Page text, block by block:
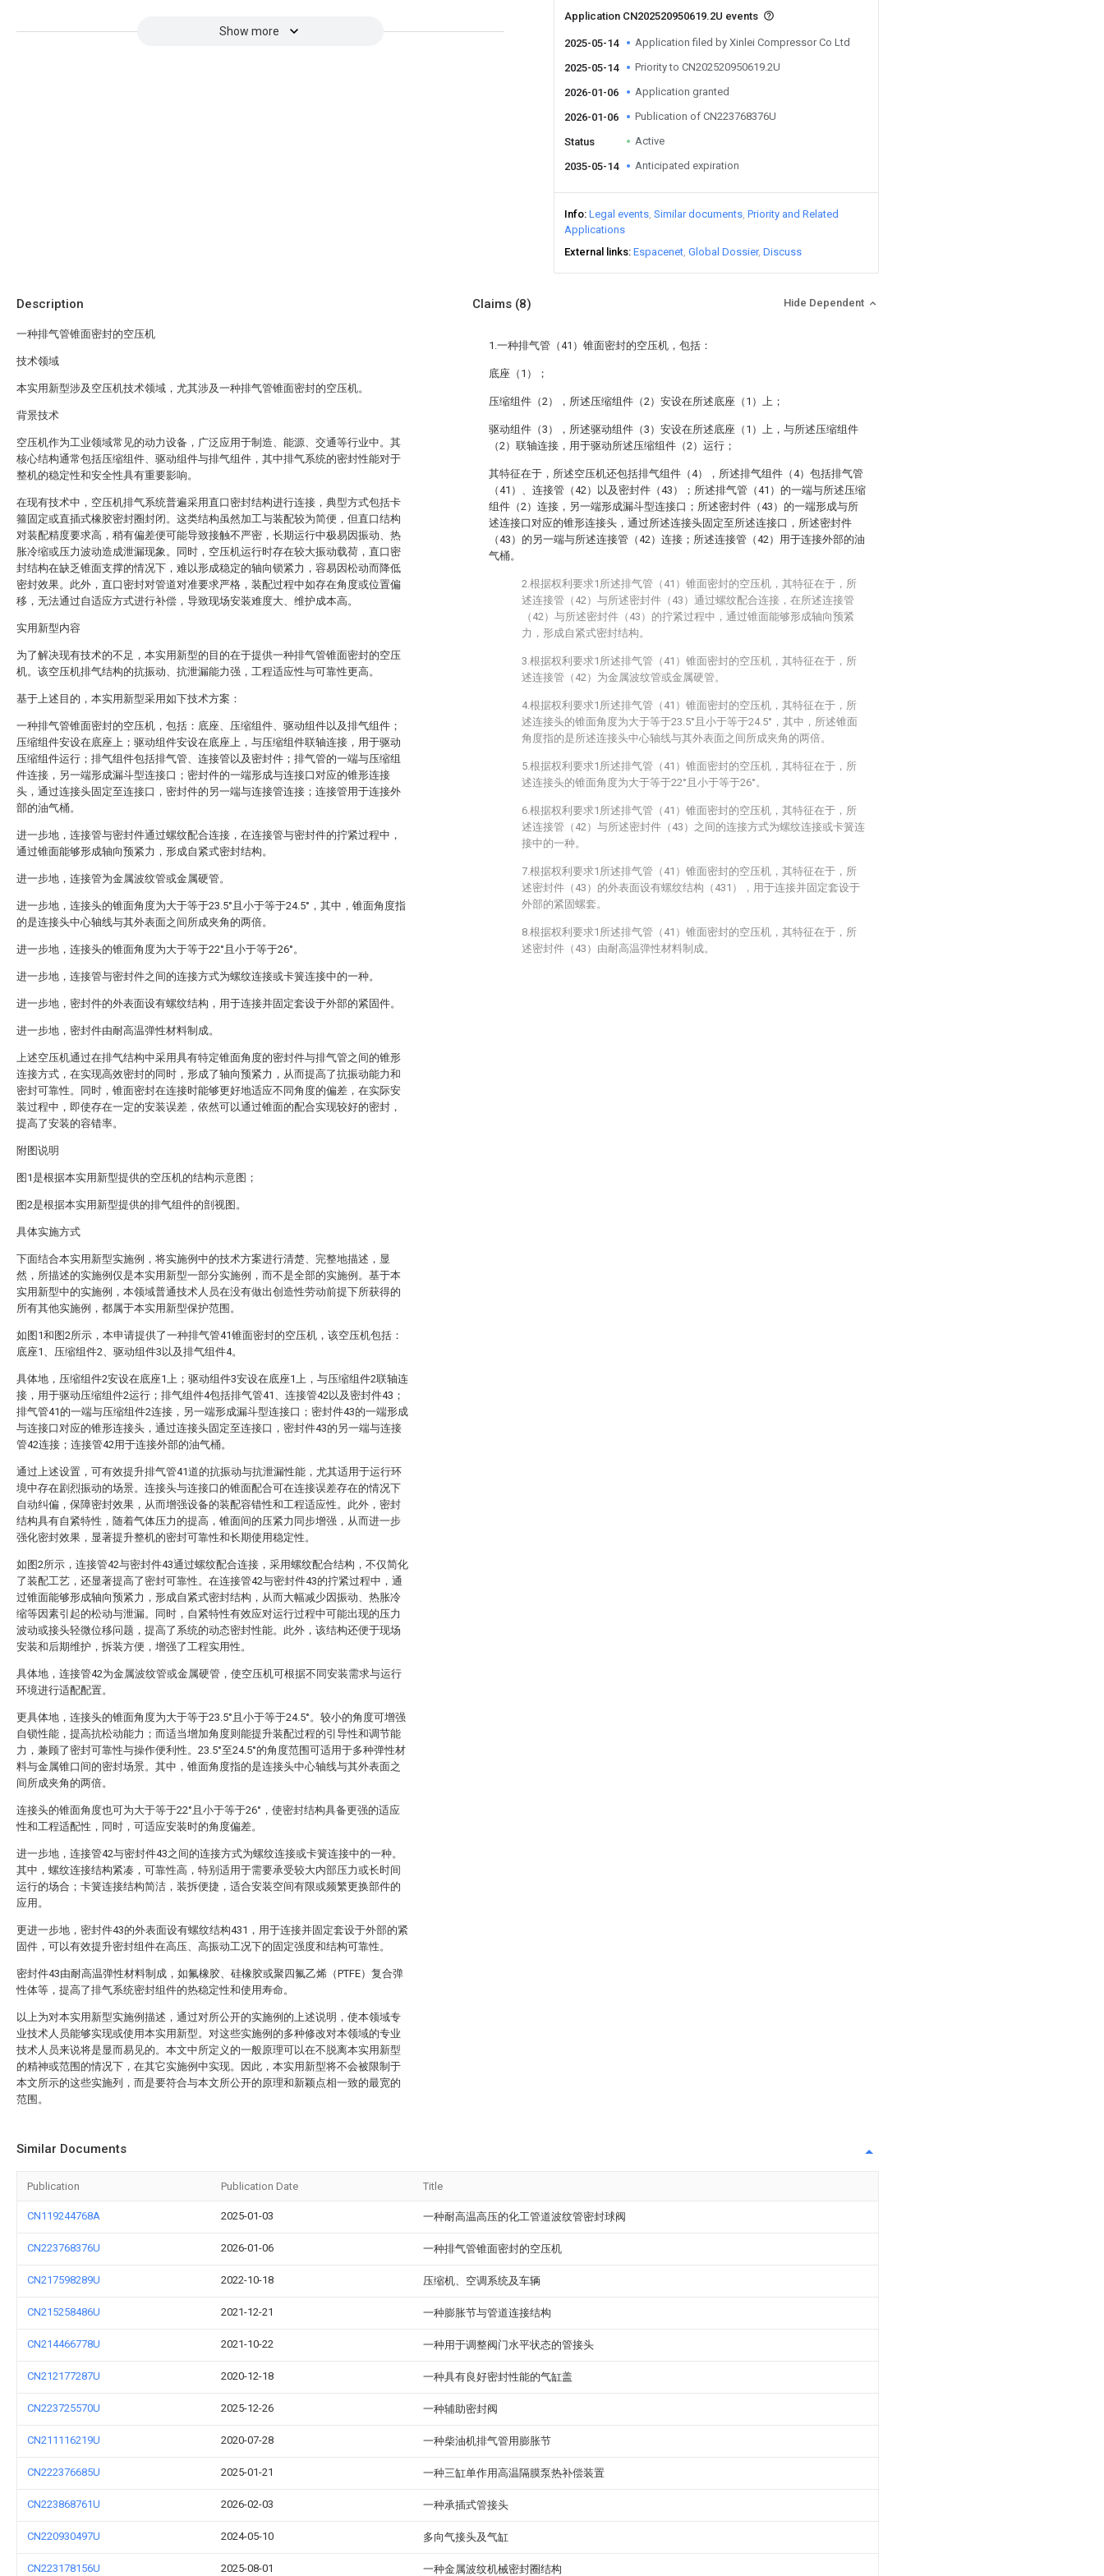
Show more
Application CN202520950619.2U events
2025-05-14 Application filed by Xinlei Compressor Co Ltd
2025-05-14 Priority to CN202520950619.2U
2026-01-06 Application granted
2026-01-06 Publication of CN223768376U
Status Active
2035-05-14 Anticipated expiration
Info Legal events Similar documents Priority and Related
Applications
External links Espacenet Global Dossier Discuss
Description
一种排气管锥面密封的空压机
技术领域
本实用新型涉及空压机技术领域，尤其涉及一种排气管锥面密封的空压机。
背景技术
空压机作为工业领域常见的动力设备，广泛应用于制造、能源、交通等行业中。其
核心结构通常包括压缩组件、驱动组件与排气组件，其中排气系统的密封性能对于
整机的稳定性和安全性具有重要影响。
在现有技术中，空压机排气系统普遍采用直口密封结构进行连接，典型方式包括卡
箍固定或直插式橡胶密封圈封闭。这类结构虽然加工与装配较为简便，但直口结构
对装配精度要求高，稍有偏差便可能导致接触不严密，长期运行中极易因振动、热
胀冷缩或压力波动造成泄漏现象。同时，空压机运行时存在较大振动载荷，直口密
封结构在缺乏锥面支撑的情况下，难以形成稳定的轴向锁紧力，容易因松动而降低
密封效果。此外，直口密封对管道对准要求严格，装配过程中如存在角度或位置偏
移，无法通过自适应方式进行补偿，导致现场安装难度大、维护成本高。
实用新型内容
为了解决现有技术的不足，本实用新型的目的在于提供一种排气管锥面密封的空压
机。该空压机排气结构的抗振动、抗泄漏能力强，工程适应性与可靠性更高。
基于上述目的，本实用新型采用如下技术方案：
一种排气管锥面密封的空压机，包括：底座、压缩组件、驱动组件以及排气组件；
压缩组件安设在底座上；驱动组件安设在底座上，与压缩组件联轴连接，用于驱动
压缩组件运行；排气组件包括排气管、连接管以及密封件；排气管的一端与压缩组
件连接，另一端形成漏斗型连接口；密封件的一端形成与连接口对应的锥形连接
头，通过连接头固定至连接口，密封件的另一端与连接管连接；连接管用于连接外
部的油气桶。
进一步地，连接管与密封件通过螺纹配合连接，在连接管与密封件的拧紧过程中，
通过锥面能够形成轴向预紧力，形成自紧式密封结构。
进一步地，连接管为金属波纹管或金属硬管。
进一步地，连接头的锥面角度为大于等于23.5°且小于等于24.5°，其中，锥面角度指
的是连接头中心轴线与其外表面之间所成夹角的两倍。
进一步地，连接头的锥面角度为大于等于22°且小于等于26°。
进一步地，连接管与密封件之间的连接方式为螺纹连接或卡簧连接中的一种。
进一步地，密封件的外表面设有螺纹结构，用于连接并固定套设于外部的紧固件。
进一步地，密封件由耐高温弹性材料制成。
上述空压机通过在排气结构中采用具有特定锥面角度的密封件与排气管之间的锥形
连接方式，在实现高效密封的同时，形成了轴向预紧力，从而提高了抗振动能力和
密封可靠性。同时，锥面密封在连接时能够更好地适应不同角度的偏差，在实际安
装过程中，即使存在一定的安装误差，依然可以通过锥面的配合实现较好的密封，
提高了安装的容错率。
附图说明
图1是根据本实用新型提供的空压机的结构示意图；
图2是根据本实用新型提供的排气组件的剖视图。
具体实施方式
下面结合本实用新型实施例，将实施例中的技术方案进行清楚、完整地描述，显
然，所描述的实施例仅是本实用新型一部分实施例，而不是全部的实施例。基于本
实用新型中的实施例，本领域普通技术人员在没有做出创造性劳动前提下所获得的
所有其他实施例，都属于本实用新型保护范围。
如图1和图2所示，本申请提供了一种排气管41锥面密封的空压机，该空压机包括：
底座1、压缩组件2、驱动组件3以及排气组件4。
具体地，压缩组件2安设在底座1上；驱动组件3安设在底座1上，与压缩组件2联轴连
接，用于驱动压缩组件2运行；排气组件4包括排气管41、连接管42以及密封件43；
排气管41的一端与压缩组件2连接，另一端形成漏斗型连接口；密封件43的一端形成
与连接口对应的锥形连接头，通过连接头固定至连接口，密封件43的另一端与连接
管42连接；连接管42用于连接外部的油气桶。
通过上述设置，可有效提升排气管41道的抗振动与抗泄漏性能，尤其适用于运行环
境中存在剧烈振动的场景。连接头与连接口的锥面配合可在连接误差存在的情况下
自动纠偏，保障密封效果，从而增强设备的装配容错性和工程适应性。此外，密封
结构具有自紧特性，随着气体压力的提高，锥面间的压紧力同步增强，从而进一步
强化密封效果，显著提升整机的密封可靠性和长期使用稳定性。
如图2所示，连接管42与密封件43通过螺纹配合连接，采用螺纹配合结构，不仅简化
了装配工艺，还显著提高了密封可靠性。在连接管42与密封件43的拧紧过程中，通
过锥面能够形成轴向预紧力，形成自紧式密封结构，从而大幅减少因振动、热胀冷
缩等因素引起的松动与泄漏。同时，自紧特性有效应对运行过程中可能出现的压力
波动或接头轻微位移问题，提高了系统的动态密封性能。此外，该结构还便于现场
安装和后期维护，拆装方便，增强了工程实用性。
具体地，连接管42为金属波纹管或金属硬管，使空压机可根据不同安装需求与运行
环境进行适配配置。
更具体地，连接头的锥面角度为大于等于23.5°且小于等于24.5°。较小的角度可增强
自锁性能，提高抗松动能力；而适当增加角度则能提升装配过程的引导性和调节能
力，兼顾了密封可靠性与操作便利性。23.5°至24.5°的角度范围可适用于多种弹性材
料与金属锥口间的密封场景。其中，锥面角度指的是连接头中心轴线与其外表面之
间所成夹角的两倍。
连接头的锥面角度也可为大于等于22°且小于等于26°，使密封结构具备更强的适应
性和工程适配性，同时，可适应安装时的角度偏差。
进一步地，连接管42与密封件43之间的连接方式为螺纹连接或卡簧连接中的一种。
其中，螺纹连接结构紧凑，可靠性高，特别适用于需要承受较大内部压力或长时间
运行的场合；卡簧连接结构简洁，装拆便捷，适合安装空间有限或频繁更换部件的
应用。
更进一步地，密封件43的外表面设有螺纹结构431，用于连接并固定套设于外部的紧
固件，可以有效提升密封组件在高压、高振动工况下的固定强度和结构可靠性。
密封件43由耐高温弹性材料制成，如氟橡胶、硅橡胶或聚四氟乙烯（PTFE）复合弹
性体等，提高了排气系统密封组件的热稳定性和使用寿命。
以上为对本实用新型实施例描述，通过对所公开的实施例的上述说明，使本领域专
业技术人员能够实现或使用本实用新型。对这些实施例的多种修改对本领域的专业
技术人员来说将是显而易见的。本文中所定义的一般原理可以在不脱离本实用新型
的精神或范围的情况下，在其它实施例中实现。因此，本实用新型将不会被限制于
本文所示的这些实施列，而是要符合与本文所公开的原理和新颖点相一致的最宽的
范围。
Claims (8) Hide Dependent
1.一种排气管（41）锥面密封的空压机，包括：
底座（1）；
压缩组件（2），所述压缩组件（2）安设在所述底座（1）上；
驱动组件（3），所述驱动组件（3）安设在所述底座（1）上，与所述压缩组件
（2）联轴连接，用于驱动所述压缩组件（2）运行；
其特征在于，所述空压机还包括排气组件（4），所述排气组件（4）包括排气管
（41）、连接管（42）以及密封件（43）；所述排气管（41）的一端与所述压缩
组件（2）连接，另一端形成漏斗型连接口；所述密封件（43）的一端形成与所
述连接口对应的锥形连接头，通过所述连接头固定至所述连接口，所述密封件
（43）的另一端与所述连接管（42）连接；所述连接管（42）用于连接外部的油
气桶。
2.根据权利要求1所述排气管（41）锥面密封的空压机，其特征在于，所
述连接管（42）与所述密封件（43）通过螺纹配合连接，在所述连接管
（42）与所述密封件（43）的拧紧过程中，通过锥面能够形成轴向预紧
力，形成自紧式密封结构。
3.根据权利要求1所述排气管（41）锥面密封的空压机，其特征在于，所
述连接管（42）为金属波纹管或金属硬管。
4.根据权利要求1所述排气管（41）锥面密封的空压机，其特征在于，所
述连接头的锥面角度为大于等于23.5°且小于等于24.5°，其中，所述锥面
角度指的是所述连接头中心轴线与其外表面之间所成夹角的两倍。
5.根据权利要求1所述排气管（41）锥面密封的空压机，其特征在于，所
述连接头的锥面角度为大于等于22°且小于等于26°。
6.根据权利要求1所述排气管（41）锥面密封的空压机，其特征在于，所
述连接管（42）与所述密封件（43）之间的连接方式为螺纹连接或卡簧连
接中的一种。
7.根据权利要求1所述排气管（41）锥面密封的空压机，其特征在于，所
述密封件（43）的外表面设有螺纹结构（431），用于连接并固定套设于
外部的紧固螺套。
8.根据权利要求1所述排气管（41）锥面密封的空压机，其特征在于，所
述密封件（43）由耐高温弹性材料制成。
Similar Documents
Publication Publication Date Title
CN119244768A 2025-01-03 一种耐高温高压的化工管道波纹管密封球阀
CN223768376U 2026-01-06 一种排气管锥面密封的空压机
CN217598289U 2022-10-18 压缩机、空调系统及车辆
CN215258486U 2021-12-21 一种膨胀节与管道连接结构
CN214466778U 2021-10-22 一种用于调整阀门水平状态的管接头
CN212177287U 2020-12-18 一种具有良好密封性能的气缸盖
CN223725570U 2025-12-26 一种辅助密封阀
CN211116219U 2020-07-28 一种柴油机排气管用膨胀节
CN222376685U 2025-01-21 一种三缸单作用高温隔膜泵热补偿装置
CN223868761U 2026-02-03 一种承插式管接头
CN220930497U 2024-05-10 多向气接头及气缸
CN223178156U 2025-08-01 一种金属波纹机械密封圈结构